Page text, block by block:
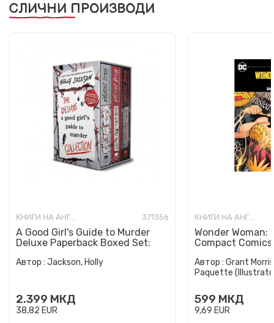
СЛИЧНИ ПРОИЗВОДИ
КНИГИ НА АНГЛИСКИ ЈАЗИК 371356
A Good Girl's Guide to Murder
Deluxe Paperback Boxed Set:
Автор : Jackson, Holly
2.399 МКД
38,82 EUR
КНИГИ НА АНГЛИСКИ ЈАЗИК
Wonder Woman:
Compact
Автор : Grant
Paquette
599 МКД
9,69 EUR